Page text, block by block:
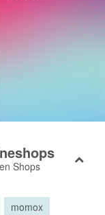
Shops
momox